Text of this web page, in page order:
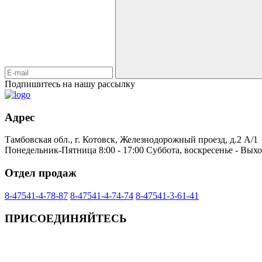
Подпишитесь на нашу рассылку
Адрес
Тамбовская обл., г. Котовск, Железнодорожный проезд, д.2 А/1
Понедельник-Пятница 8:00 - 17:00 Суббота, воскресенье -
Отдел продаж
8-47541-4-78-87 8-47541-4-74-74 8-47541-3-61-41
ПРИСОЕДИНЯЙТЕСЬ